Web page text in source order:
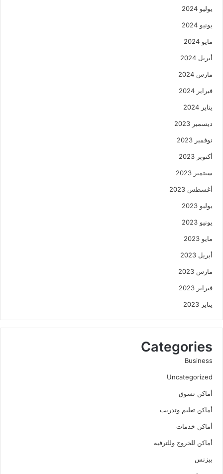
يوليو 2024
يونيو 2024
مايو 2024
أبريل 2024
مارس 2024
فبراير 2024
يناير 2024
ديسمبر 2023
نوفمبر 2023
أكتوبر 2023
سبتمبر 2023
أغسطس 2023
يوليو 2023
يونيو 2023
مايو 2023
أبريل 2023
مارس 2023
فبراير 2023
يناير 2023
Categories
Business
Uncategorized
أماكن تسوق
أماكن تعليم وتدريب
أماكن خدمات
أماكن للخروج وللترفيه
بيزنس